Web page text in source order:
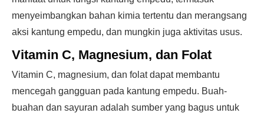
menyeimbangkan bahan kimia tertentu dan merangsang
aksi kantung empedu, dan mungkin juga aktivitas usus.
Vitamin C, Magnesium, dan Folat
Vitamin C, magnesium, dan folat dapat membantu
mencegah gangguan pada kantung empedu. Buah-
buahan dan sayuran adalah sumber yang bagus untuk